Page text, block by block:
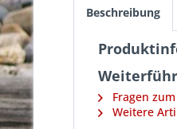
Beschreibung
Fragen
Weitere